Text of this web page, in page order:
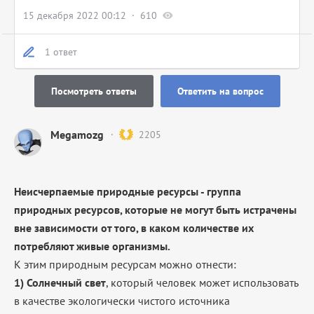
15 декабря 2022 00:12 610
1 ответ
Посмотреть ответы Ответить на вопрос
Megamozg 2205
Неисчерпаемые природные ресурсы - группа
природных ресурсов, которые не могут быть истрачены
вне зависимости от того, в каком количестве их
потребляют живые организмы.
К этим природным ресурсам можно отнести:
1) Солнечный свет, который человек может использовать
в качестве экологически чистого источника